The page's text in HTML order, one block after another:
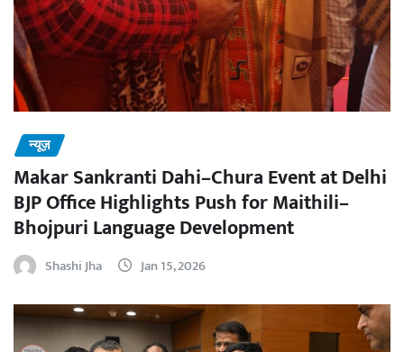
न्यूज़
Makar Sankranti Dahi–Chura Event at Delhi
BJP Office Highlights Push for Maithili–
Bhojpuri Language Development
Shashi Jha Jan 15, 2026